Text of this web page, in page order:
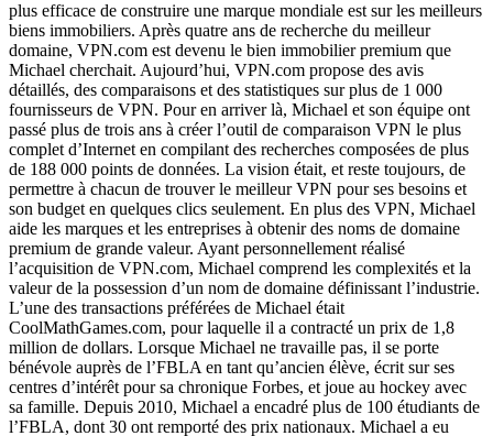
plus efficace de construire une marque mondiale est sur les meilleurs
biens immobiliers. Après quatre ans de recherche du meilleur
domaine, VPN.com est devenu le bien immobilier premium que
Michael cherchait. Aujourd’hui, VPN.com propose des avis
détaillés, des comparaisons et des statistiques sur plus de 1 000
fournisseurs de VPN. Pour en arriver là, Michael et son équipe ont
passé plus de trois ans à créer l’outil de comparaison VPN le plus
complet d’Internet en compilant des recherches composées de plus
de 188 000 points de données. La vision était, et reste toujours, de
permettre à chacun de trouver le meilleur VPN pour ses besoins et
son budget en quelques clics seulement. En plus des VPN, Michael
aide les marques et les entreprises à obtenir des noms de domaine
premium de grande valeur. Ayant personnellement réalisé
l’acquisition de VPN.com, Michael comprend les complexités et la
valeur de la possession d’un nom de domaine définissant l’industrie.
L’une des transactions préférées de Michael était
CoolMathGames.com, pour laquelle il a contracté un prix de 1,8
million de dollars. Lorsque Michael ne travaille pas, il se porte
bénévole auprès de l’FBLA en tant qu’ancien élève, écrit sur ses
centres d’intérêt pour sa chronique Forbes, et joue au hockey avec
sa famille. Depuis 2010, Michael a encadré plus de 100 étudiants de
l’FBLA, dont 30 ont remporté des prix nationaux. Michael a eu